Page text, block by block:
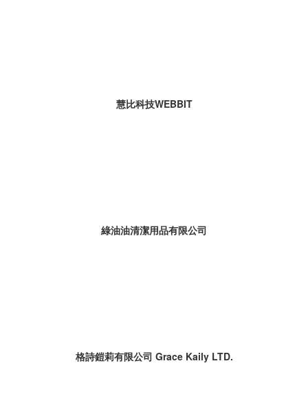
慧比科技WEBBIT
綠油油清潔用品有限公司
格詩鎧莉有限公司 Grace Kaily LTD.